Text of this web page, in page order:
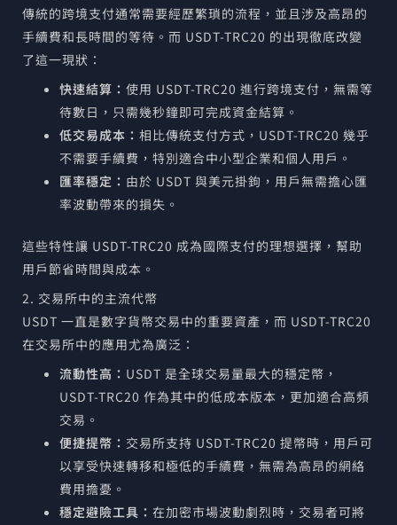
傳統的跨境支付通常需要經歷繁瑣的流程，並且涉及高昂的
手續費和長時間的等待。而 USDT-TRC20 的出現徹底改變
了這一現狀：
快速結算： 使用 USDT-TRC20 進行跨境支付，無需等
待數日，只需幾秒鐘即可完成資金結算。
低交易成本： 相比傳統支付方式，USDT-TRC20 幾乎
不需要手續費，特別適合中小型企業和個人用戶。
匯率穩定： 由於 USDT 與美元掛鉤，用戶無需擔心匯
率波動帶來的損失。
這些特性讓 USDT-TRC20 成為國際支付的理想選擇，幫助
用戶節省時間與成本。
2. 交易所中的主流代幣
USDT 一直是數字貨幣交易中的重要資產，而 USDT-TRC20
在交易所中的應用尤為廣泛：
流動性高： USDT 是全球交易量最大的穩定幣，
USDT-TRC20 作為其中的低成本版本，更加適合高頻
交易。
便捷提幣： 交易所支持 USDT-TRC20 提幣時，用戶可
以享受快速轉移和極低的手續費，無需為高昂的網絡
費用擔憂。
穩定避險工具： 在加密市場波動劇烈時，交易者可將